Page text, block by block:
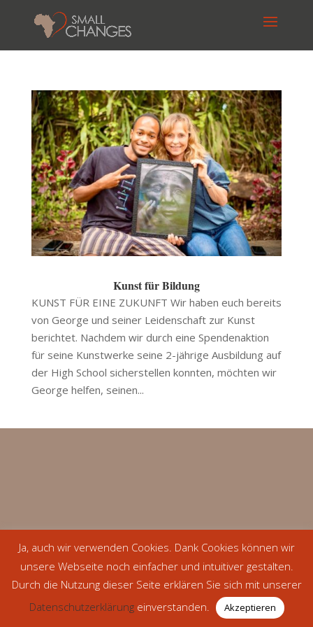
Kunst für Bildung
KUNST FÜR EINE ZUKUNFT Wir haben euch bereits
von George und seiner Leidenschaft zur Kunst
berichtet. Nachdem wir durch eine Spendenaktion
für seine Kunstwerke seine 2-jährige Ausbildung auf
der High School sicherstellen konnten, möchten wir
George helfen, seinen...
Ja, auch wir verwenden Cookies. Dank Cookies können wir
unsere Webseite noch einfacher und intuitiver gestalten.
Durch die Nutzung dieser Seite erklären Sie sich mit unserer
Datenschutzerklärungeinverstanden. Akzeptieren